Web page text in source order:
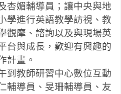
杏媚輔導員；讓中央與地
學進行英語教學訪視、教
觀摩、諮詢以及與現場英
台與成長，歡迎有興趣的
計畫。
到教師研習中心數位互動
輔導員、旻珊輔導員、友